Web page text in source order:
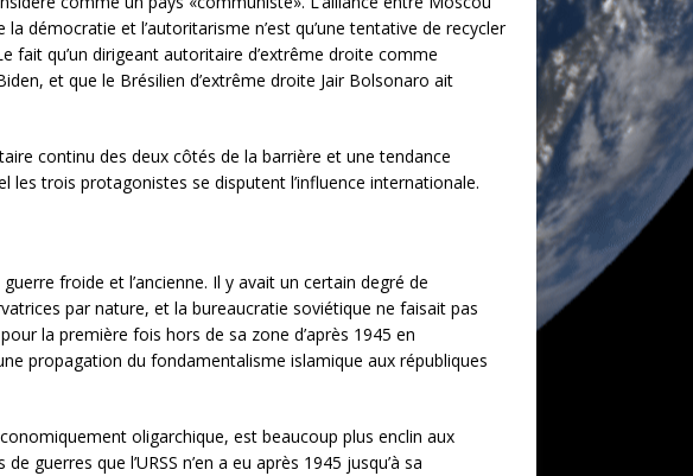
démocratie et l’autoritarisme n’est qu’une tentative de recycler
fait qu’un dirigeant autoritaire d’extrême droite comme
et que le Brésilien d’extrême droite Jair Bolsonaro ait
continu des deux côtés de la barrière et une tendance
trois protagonistes se disputent l’influence internationale.
froide et l’ancienne. Il y avait un certain degré de
par nature, et la bureaucratie soviétique ne faisait pas
la première fois hors de sa zone d’après 1945 en
propagation du fondamentalisme islamique aux républiques
oligarchique, est beaucoup plus enclin aux
guerres que l’URSS n’en a eu après 1945 jusqu’à sa